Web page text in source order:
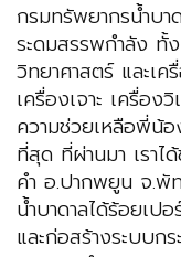
กรมทรัพยากรน้ำบ
ระดมสรรพกำลัง ทั้
วิทยาศาสตร์ และเ
เครื่องเจาะ เครื่อง
ความช่วยเหลือพี่น้อ
ที่สุด ที่ผ่านมา เราไ
คำ อ.ปากพยูน จ.พัท
น้ำบาดาลได้ร้อยเป
และก่อสร้างระบบ